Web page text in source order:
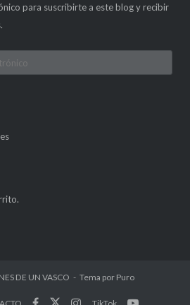
para suscribirte a este blog y recibir
DE UN VASCO Tema por Puro